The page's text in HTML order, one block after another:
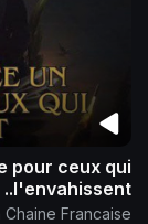
pour ceux qui
l'envahissent..
Chaine Francaise